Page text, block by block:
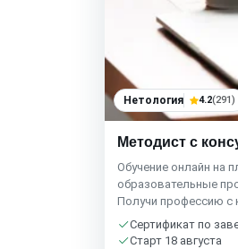
Нетология 4.2(291)
Методист с
Обучение онлайн на
образовательные
Получи профессию с
Сертификат по
Старт 18 августа